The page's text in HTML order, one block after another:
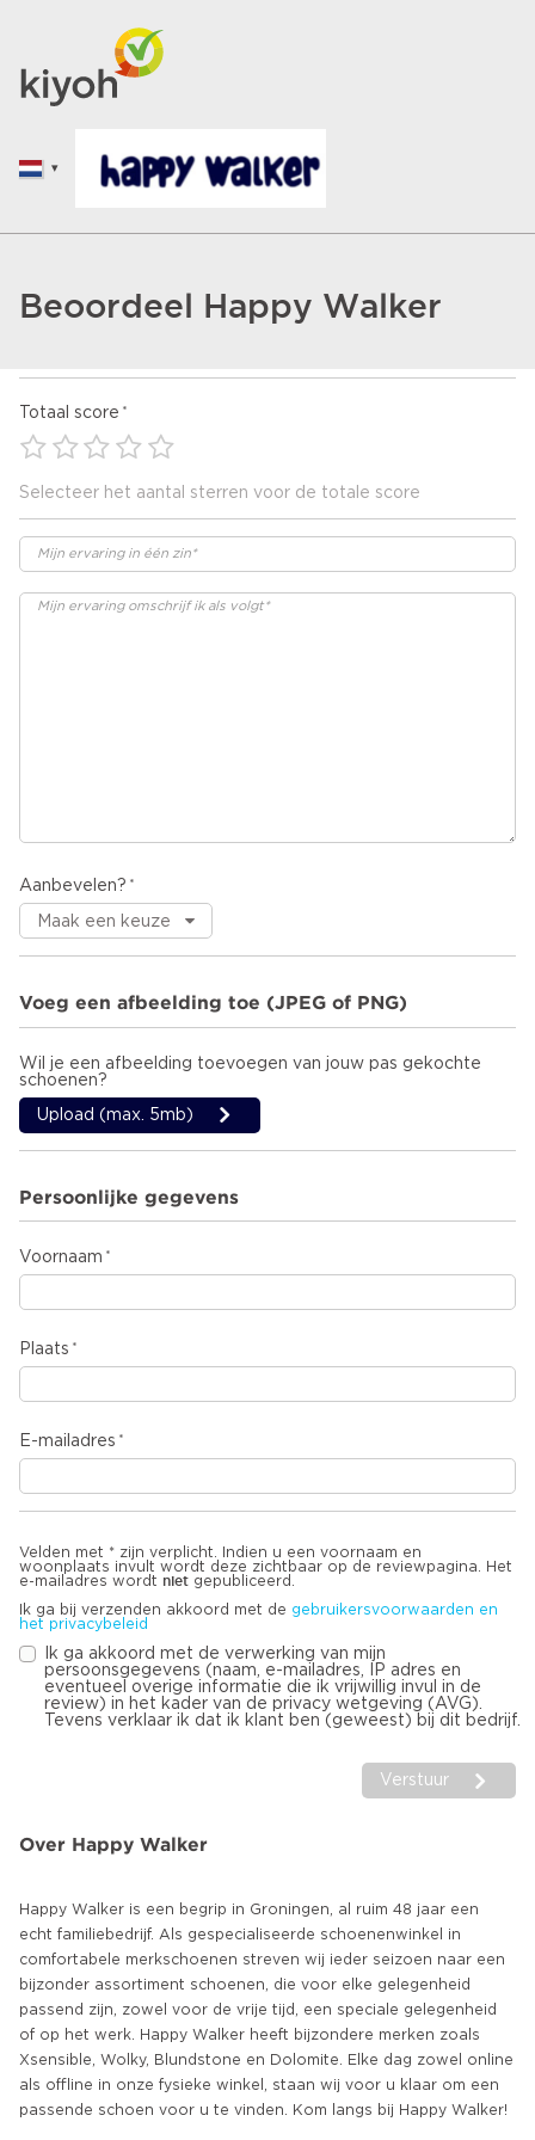
Beoordeel Happy Walker
Totaal score
Selecteer het aantal sterren voor de totale score
Aanbevelen?
Voeg een afbeelding toe (JPEG of PNG)
Wil je een afbeelding toevoegen van jouw pas gekochte
schoenen?
Upload (max. 5mb)
Persoonlijke gegevens
Voornaam
Plaats
E-mailadres
Velden met * zijn verplicht. Indien u een voornaam en
woonplaats invult wordt deze zichtbaar op de reviewpagina. Het
e-mailadres wordt niet gepubliceerd.
Ik ga bij verzenden akkoord met de gebruikersvoorwaarden en
het privacybeleid
Ik ga akkoord met de verwerking van mijn
persoonsgegevens (naam, e-mailadres, IP adres en
eventueel overige informatie die ik vrijwillig invul in de
review) in het kader van de privacy wetgeving (AVG).
Tevens verklaar ik dat ik klant ben (geweest) bij dit bedrijf.
Verstuur
Over Happy Walker
Happy Walker is een begrip in Groningen, al ruim 48 jaar een
echt familiebedrijf. Als gespecialiseerde schoenenwinkel in
comfortabele merkschoenen streven wij ieder seizoen naar een
bijzonder assortiment schoenen, die voor elke gelegenheid
passend zijn, zowel voor de vrije tijd, een speciale gelegenheid
of op het werk. Happy Walker heeft bijzondere merken zoals
Xsensible, Wolky, Blundstone en Dolomite. Elke dag zowel online
als offline in onze fysieke winkel, staan wij voor u klaar om een